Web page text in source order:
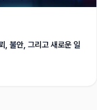
, 불안, 그리고 새로운 일